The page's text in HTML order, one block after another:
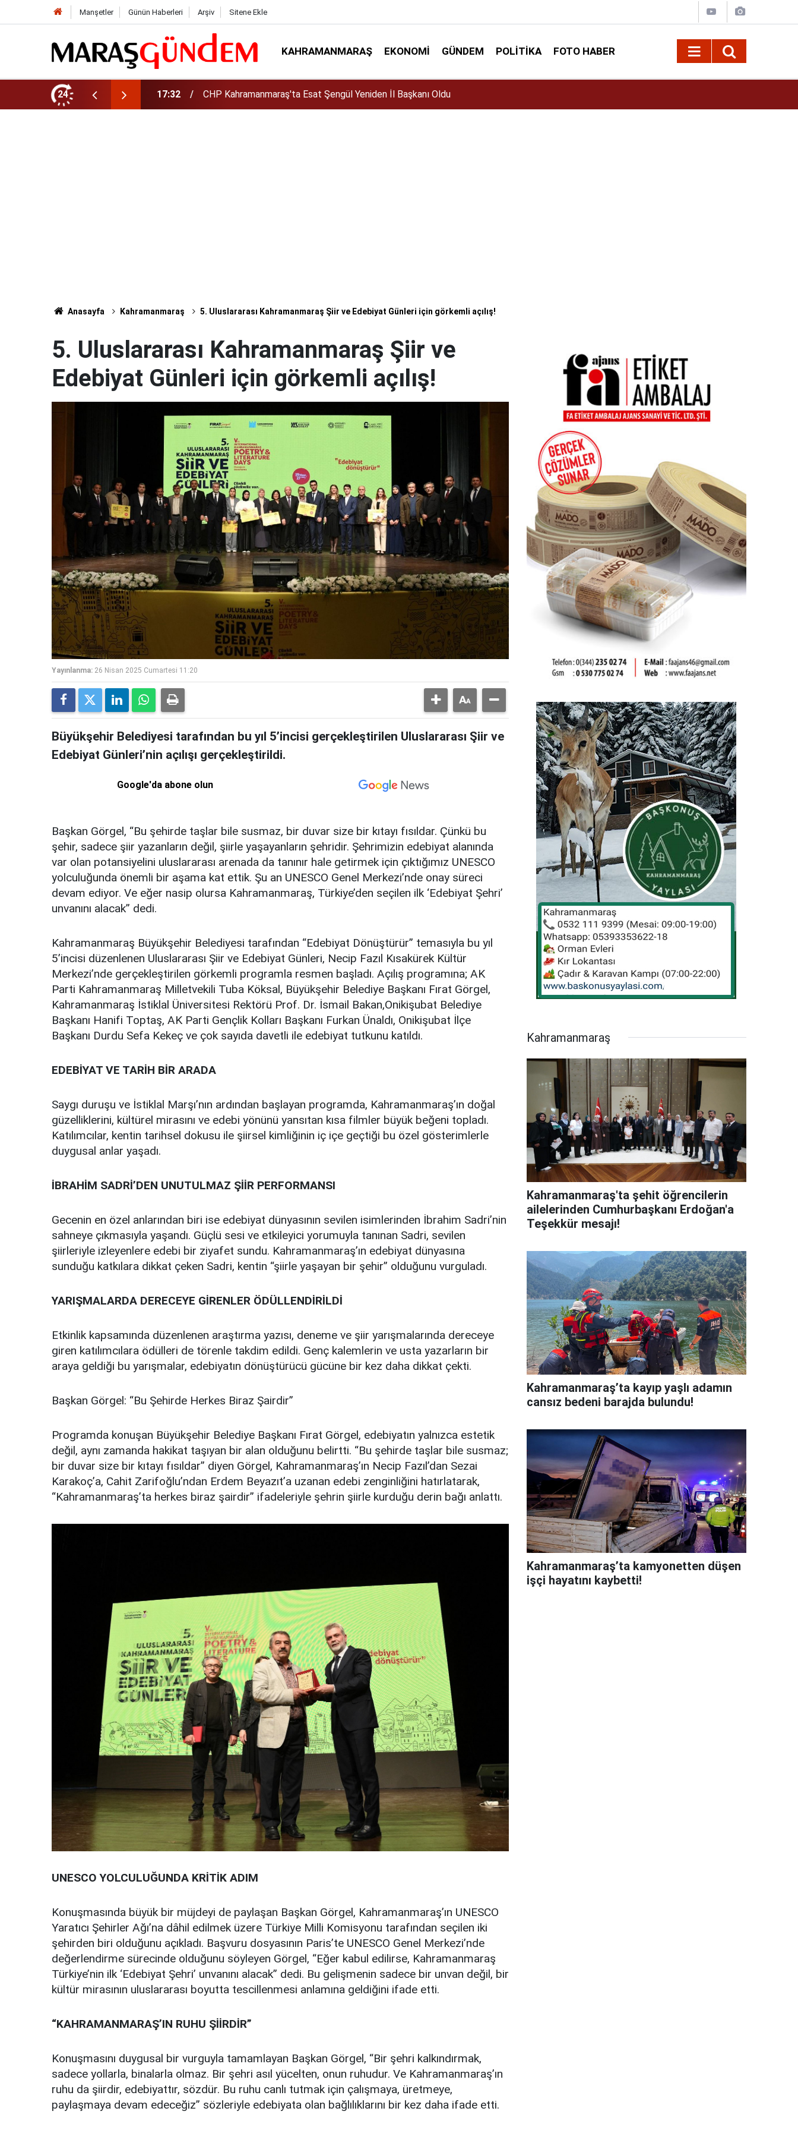
Manşetler Günün Haberleri Arşiv Sitene Ekle
KAHRAMANMARAŞ EKONOMI GÜNDEM POLITIKA FOTO HABER
24 17:08 Altın daha yükselir mi? Altın almalı mı? Satmalı mı? Uzmanlar ne diyor?
Anasayfa Kahramanmaraş 5. Uluslararası Kahramanmaraş Şiir ve Edebiyat Günleri için görkemli açılış!
5. Uluslararası Kahramanmaraş Şiir ve
Edebiyat Günleri için görkemli açılış!
Yayınlanma: 26 Nisan 2025 Cumartesi 11:20
Büyükşehir Belediyesi tarafından bu yıl 5’incisi gerçekleştirilen Uluslararası Şiir ve
Edebiyat Günleri’nin açılışı gerçekleştirildi.
Google'da abone olun
Başkan Görgel, “Bu şehirde taşlar bile susmaz, bir duvar size bir kıtayı fısıldar. Çünkü bu
şehir, sadece şiir yazanların değil, şiirle yaşayanların şehridir. Şehrimizin edebiyat alanında
var olan potansiyelini uluslararası arenada da tanınır hale getirmek için çıktığımız UNESCO
yolculuğunda önemli bir aşama kat ettik. Şu an UNESCO Genel Merkezi’nde onay süreci
devam ediyor. Ve eğer nasip olursa Kahramanmaraş, Türkiye’den seçilen ilk ‘Edebiyat Şehri’
unvanını alacak” dedi.
Kahramanmaraş Büyükşehir Belediyesi tarafından “Edebiyat Dönüştürür” temasıyla bu yıl
5’incisi düzenlenen Uluslararası Şiir ve Edebiyat Günleri, Necip Fazıl Kısakürek Kültür
Merkezi’nde gerçekleştirilen görkemli programla resmen başladı. Açılış programına; AK
Parti Kahramanmaraş Milletvekili Tuba Köksal, Büyükşehir Belediye Başkanı Fırat Görgel,
Kahramanmaraş İstiklal Üniversitesi Rektörü Prof. Dr. İsmail Bakan,Onikişubat Belediye
Başkanı Hanifi Toptaş, AK Parti Gençlik Kolları Başkanı Furkan Ünaldı, Onikişubat İlçe
Başkanı Durdu Sefa Kekeç ve çok sayıda davetli ile edebiyat tutkunu katıldı.
EDEBİYAT VE TARİH BİR ARADA
Saygı duruşu ve İstiklal Marşı’nın ardından başlayan programda, Kahramanmaraş’ın doğal
güzelliklerini, kültürel mirasını ve edebi yönünü yansıtan kısa filmler büyük beğeni topladı.
Katılımcılar, kentin tarihsel dokusu ile şiirsel kimliğinin iç içe geçtiği bu özel gösterimlerle
duygusal anlar yaşadı.
İBRAHİM SADRİ’DEN UNUTULMAZ ŞİİR PERFORMANSI
Gecenin en özel anlarından biri ise edebiyat dünyasının sevilen isimlerinden İbrahim Sadri’nin
sahneye çıkmasıyla yaşandı. Güçlü sesi ve etkileyici yorumuyla tanınan Sadri, sevilen
şiirleriyle izleyenlere edebi bir ziyafet sundu. Kahramanmaraş’ın edebiyat dünyasına
sunduğu katkılara dikkat çeken Sadri, kentin “şiirle yaşayan bir şehir” olduğunu vurguladı.
YARIŞMALARDA DERECEYE GİRENLER ÖDÜLLENDİRİLDİ
Etkinlik kapsamında düzenlenen araştırma yazısı, deneme ve şiir yarışmalarında dereceye
giren katılımcılara ödülleri de törenle takdim edildi. Genç kalemlerin ve usta yazarların bir
araya geldiği bu yarışmalar, edebiyatın dönüştürücü gücüne bir kez daha dikkat çekti.
Başkan Görgel: “Bu Şehirde Herkes Biraz Şairdir”
Programda konuşan Büyükşehir Belediye Başkanı Fırat Görgel, edebiyatın yalnızca estetik
değil, aynı zamanda hakikat taşıyan bir alan olduğunu belirtti. “Bu şehirde taşlar bile susmaz;
bir duvar size bir kıtayı fısıldar” diyen Görgel, Kahramanmaraş’ın Necip Fazıl’dan Sezai
Karakoç’a, Cahit Zarifoğlu’ndan Erdem Beyazıt’a uzanan edebi zenginliğini hatırlatarak,
“Kahramanmaraş’ta herkes biraz şairdir” ifadeleriyle şehrin şiirle kurduğu derin bağı anlattı.
UNESCO YOLCULUĞUNDA KRİTİK ADIM
Konuşmasında büyük bir müjdeyi de paylaşan Başkan Görgel, Kahramanmaraş’ın UNESCO
Yaratıcı Şehirler Ağı’na dâhil edilmek üzere Türkiye Milli Komisyonu tarafından seçilen iki
şehirden biri olduğunu açıkladı. Başvuru dosyasının Paris’te UNESCO Genel Merkezi’nde
değerlendirme sürecinde olduğunu söyleyen Görgel, “Eğer kabul edilirse, Kahramanmaraş
Türkiye’nin ilk ‘Edebiyat Şehri’ unvanını alacak” dedi. Bu gelişmenin sadece bir unvan değil, bir
kültür mirasının uluslararası boyutta tescillenmesi anlamına geldiğini ifade etti.
“KAHRAMANMARAŞ’IN RUHU ŞİİRDİR”
Konuşmasını duygusal bir vurguyla tamamlayan Başkan Görgel, “Bir şehri kalkındırmak,
sadece yollarla, binalarla olmaz. Bir şehri asıl yücelten, onun ruhudur. Ve Kahramanmaraş’ın
ruhu da şiirdir, edebiyattır, sözdür. Bu ruhu canlı tutmak için çalışmaya, üretmeye,
paylaşmaya devam edeceğiz” sözleriyle edebiyata olan bağlılıklarını bir kez daha ifade etti.
Kahramanmaraş
Kahramanmaraş'ta şehit öğrencilerin
ailelerinden Cumhurbaşkanı Erdoğan'a
Teşekkür mesajı!
Kahramanmaraş’ta kayıp yaşlı adamın
cansız bedeni barajda bulundu!
Kahramanmaraş’ta kamyonetten düşen
işçi hayatını kaybetti!